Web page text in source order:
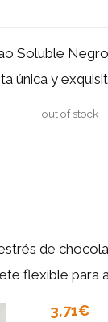
Soluble
única y
out of stock
de
flexible para
3,71€